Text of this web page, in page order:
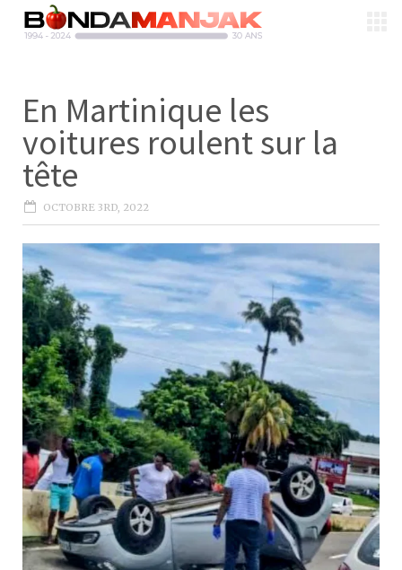
En Martinique les
voitures roulent sur la
tête
OCTOBRE 3RD, 2022